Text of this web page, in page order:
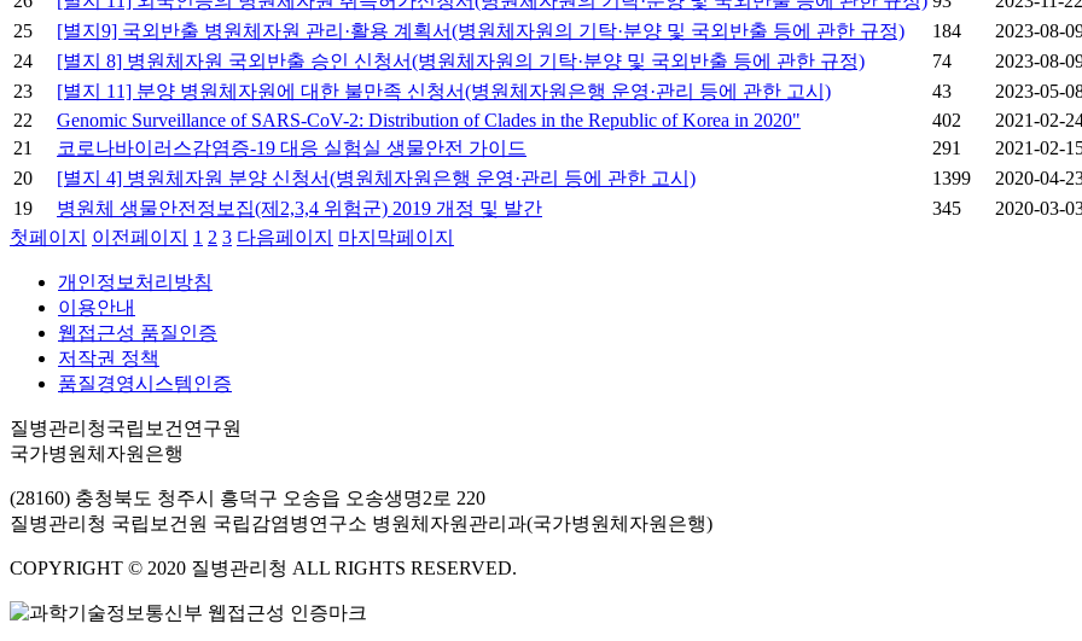
25
[별지9] 국외반출 병원체자원 관리·활용 계획서(병원체자원의 기탁·분양 및 국외반출 등에 관한 규정) 184
2023-08-
24
[별지 8] 병원체자원 국외반출 승인 신청서(병원체자원의 기탁·분양 및 국외반출 등에 관한 규정) 74
2023-08-
23
[별지 11] 분양 병원체자원에 대한 불만족 신청서(병원체자원은행 운영·관리 등에 관한 고시) 43
2023-05-
22
Genomic Surveillance of SARS-CoV-2: Distribution of Clades in the Republic of Korea in 2020" 402
2021-02-
21
코로나바이러스감염증-19 대응 실험실 생물안전 가이드 291
2021-02-
20
[별지 4] 병원체자원 분양 신청서(병원체자원은행 운영·관리 등에 관한 고시) 1399
2020-04-
19
병원체 생물안전정보집(제2,3,4 위험군) 2019 개정 및 발간 345
2020-03-
첫페이지
이전페이지 1 2 3 다음페이지 마지막페이지
개인정보처리방침
이용안내
웹접근성 품질인증
저작권 정책
품질경영시스템인증
질병관리청국립보건연구원
국가병원체자원은행
(28160) 충청북도 청주시 흥덕구 오송읍 오송생명2로 220
질병관리청 국립보건원 국립감염병연구소 병원체자원관리과(국가병원체자원은행)
COPYRIGHT © 2020 질병관리청 ALL RIGHTS RESERVED.